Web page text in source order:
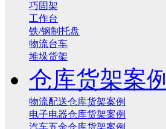
巧固架
工作台
铁/钢制托盘
物流台车
堆垛货架
仓库货架案例
物流配送仓库货架案例
电子电器仓库货架案例